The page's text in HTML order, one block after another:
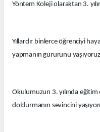
Yöntem Koleji olaraktan 3.
Yıllardır binlerce öğrenciyi
yapmanın gururunu
Okulumuzun 3. yılında
doldurmanın sevincini